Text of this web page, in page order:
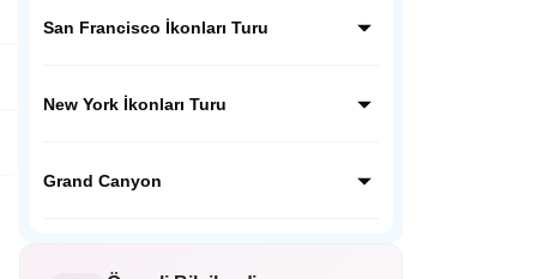
San Francisco İkonları Turu
turda keşfedin! Tekneyle Alcatraz
sizi bekliyor. Unutulmaz bir gün!
New York İkonları Turu
Anıtı'ndan Brooklyn Köprüsü'ne, New
Grand Canyon